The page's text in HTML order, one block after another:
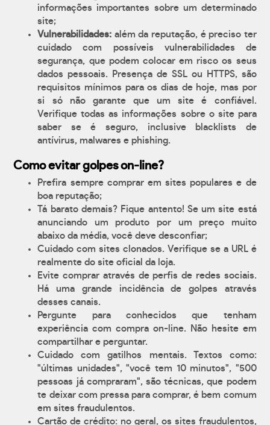
informações importantes sobre um determinado
site;
Vulnerabilidades: além da reputação, é preciso ter
cuidado com possíveis vulnerabilidades de
segurança, que podem colocar em risco os seus
dados pessoais. Presença de SSL ou HTTPS, são
requisitos mínimos para os dias de hoje, mas por
si só não garante que um site é confiável.
Verifique todas as informações sobre o site para
saber se é seguro, inclusive blacklists de
antívirus, malwares e phishing.
Como evitar golpes on-line?
Prefira sempre comprar em sites populares e de
boa reputação;
Tá barato demais? Fique antento! Se um site está
anunciando um produto por um preço muito
abaixo da média, você deve desconfiar;
Cuidado com sites clonados. Verifique se a URL é
realmente do site oficial da loja.
Evite comprar através de perfis de redes sociais.
Há uma grande incidência de golpes através
desses canais.
Pergunte para conhecidos que tenham
experiência com compra on-line. Não hesite em
compartilhar e perguntar.
Cuidado com gatilhos mentais. Textos como:
"últimas unidades", "você tem 10 minutos", "500
pessoas já compraram", são técnicas, que podem
te deixar com pressa para comprar, é bem comum
em sites fraudulentos.
Cartão de crédito: no geral, os sites fraudulentos,